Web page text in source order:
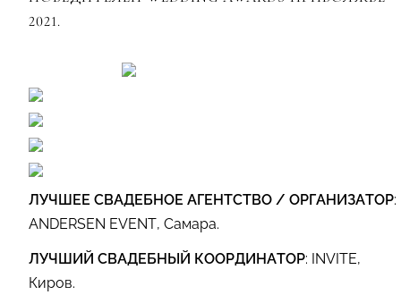
2021.
ЛУЧШЕЕ СВАДЕБНОЕ АГЕНТСТВО / ОРГАНИЗАТОР:
ANDERSEN EVENT, Самара.
ЛУЧШИЙ СВАДЕБНЫЙ КООРДИНАТОР: INVITE,
Киров.